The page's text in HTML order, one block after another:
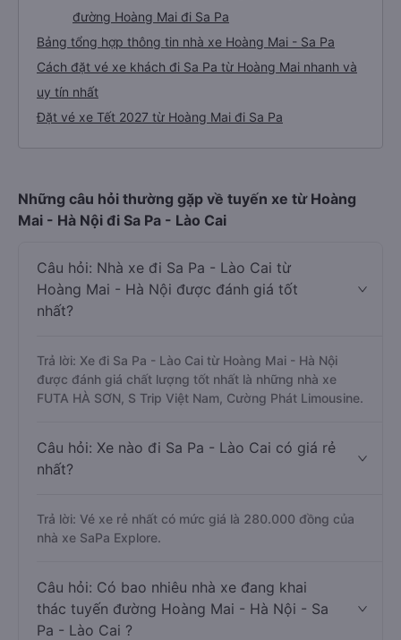
đường Hoàng Mai đi Sa Pa
Bảng tổng hợp thông tin nhà xe Hoàng Mai - Sa Pa
Cách đặt vé xe khách đi Sa Pa từ Hoàng Mai nhanh và
uy tín nhất
Đặt vé xe Tết 2027 từ Hoàng Mai đi Sa Pa
Những câu hỏi thường gặp về tuyến xe từ Hoàng
Mai - Hà Nội đi Sa Pa - Lào Cai
Câu hỏi: Nhà xe đi Sa Pa - Lào Cai từ
Hoàng Mai - Hà Nội được đánh giá tốt
nhất?
Trả lời: Xe đi Sa Pa - Lào Cai từ Hoàng Mai - Hà Nội
được đánh giá chất lượng tốt nhất là những nhà xe
FUTA HÀ SƠN, S Trip Việt Nam, Cường Phát Limousine.
Câu hỏi: Xe nào đi Sa Pa - Lào Cai có giá rẻ
nhất?
Trả lời: Vé xe rẻ nhất có mức giá là 280.000 đồng của
nhà xe SaPa Explore.
Câu hỏi: Có bao nhiêu nhà xe đang khai
thác tuyến đường Hoàng Mai - Hà Nội - Sa
Pa - Lào Cai ?